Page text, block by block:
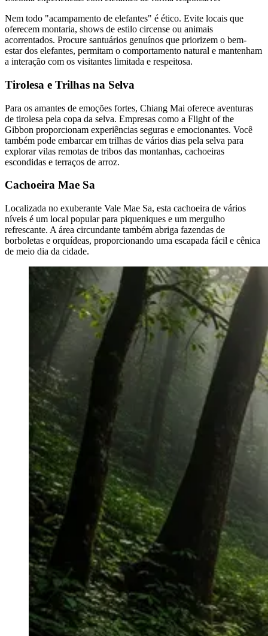
Nem todo "acampamento de elefantes" é ético. Evite locais que
oferecem montaria, shows de estilo circense ou animais
acorrentados. Procure santuários genuínos que priorizem o bem-
estar dos elefantes, permitam o comportamento natural e mantenham
a interação com os visitantes limitada e respeitosa.
Tirolesa e Trilhas na Selva
Para os amantes de emoções fortes, Chiang Mai oferece aventuras
de tirolesa pela copa da selva. Empresas como a Flight of the
Gibbon proporcionam experiências seguras e emocionantes. Você
também pode embarcar em trilhas de vários dias pela selva para
explorar vilas remotas de tribos das montanhas, cachoeiras
escondidas e terraços de arroz.
Cachoeira Mae Sa
Localizada no exuberante Vale Mae Sa, esta cachoeira de vários
níveis é um local popular para piqueniques e um mergulho
refrescante. A área circundante também abriga fazendas de
borboletas e orquídeas, proporcionando uma escapada fácil e cênica
de meio dia da cidade.